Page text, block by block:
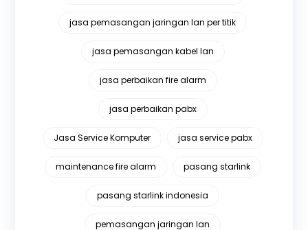
jasa pemasangan jaringan lan per titik
jasa pemasangan kabel lan
jasa perbaikan fire alarm
jasa perbaikan pabx
Jasa Service Komputer jasa service pabx
maintenance fire alarm pasang starlink
pasang starlink indonesia
pemasangan jaringan lan